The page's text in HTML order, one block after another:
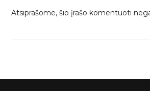
Atsiprašome, šio įrašo komentuoti